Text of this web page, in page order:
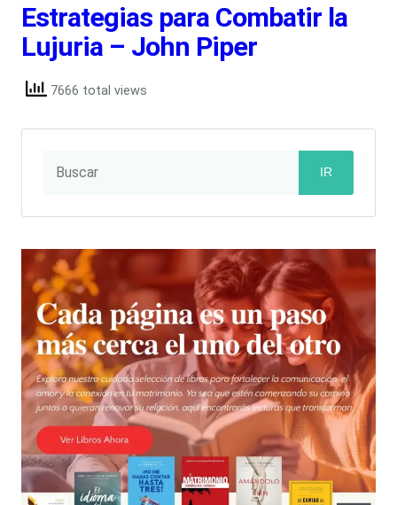
Estrategias para Combatir la
Lujuria – John Piper
7666 total views
IR